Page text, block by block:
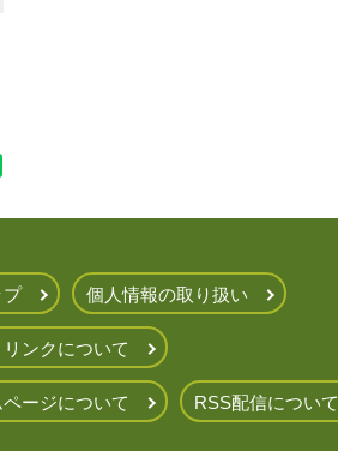
プ 個人情報の取り扱い
ンクについて
ージについて RSS配信について